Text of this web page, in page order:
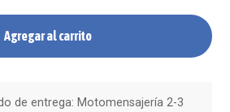
Agregar al carrito
de entrega: Motomensajería 2-3